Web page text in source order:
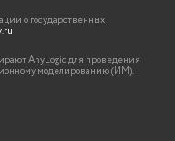
о государственных
AnyLogic для проведения
моделированию (ИМ).